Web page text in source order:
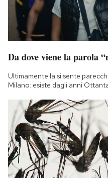
Da dove viene la parola
Ultimamente la si sente
Milano: esiste dagli anni